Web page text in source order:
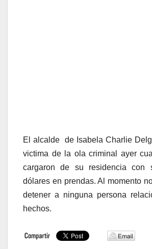
El alcalde de Isabela Charlie
victima de la ola criminal ayer
cargaron de su residencia con
dólares en prendas. Al momento
detener a ninguna persona
hechos.